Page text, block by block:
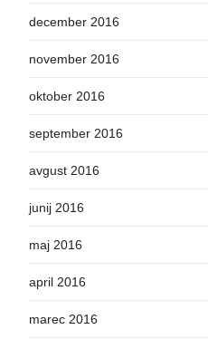
december 2016
november 2016
oktober 2016
september 2016
avgust 2016
junij 2016
maj 2016
april 2016
marec 2016